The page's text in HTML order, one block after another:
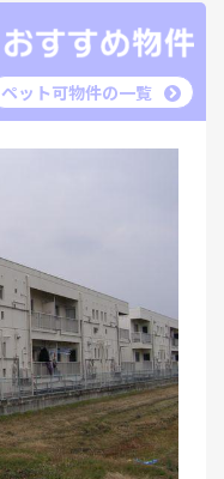
ペット可物件の一覧